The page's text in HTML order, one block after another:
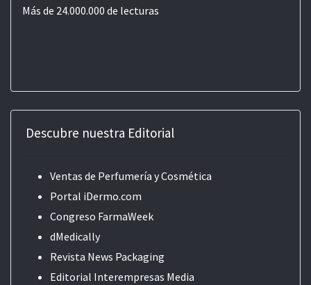
Más de 24.000.000 de lecturas
Descubre nuestra Editorial
Ventas de Perfumería y Cosmética
Portal iDermo.com
Congreso FarmaWeek
dMedically
Revista News Packaging
Editorial Interempresas Media